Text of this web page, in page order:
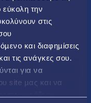
εύκολη την
στις
και διαφηµίσεις
τις ανάγκες σου.
για να
site µας και να